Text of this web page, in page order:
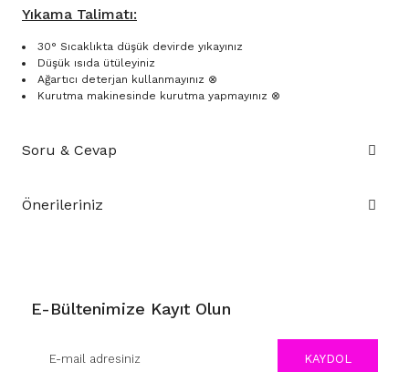
Yıkama Talimatı:
30° Sıcaklıkta düşük devirde yıkayınız
Düşük ısıda ütüleyiniz
Ağartıcı deterjan kullanmayınız ⊗
Kurutma makinesinde kurutma yapmayınız ⊗
Soru & Cevap
Önerileriniz
E-Bültenimize Kayıt Olun
KAYDOL